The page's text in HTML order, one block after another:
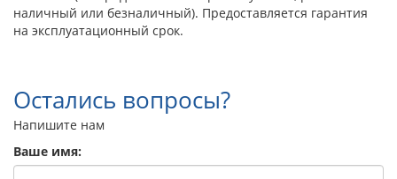
наличный или безналичный). Предоставляется гарантия
на эксплуатационный срок.
Остались вопросы?
Напишите нам
Ваше имя: